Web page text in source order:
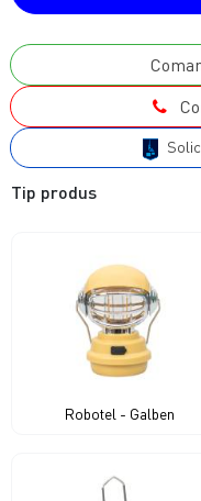
Tip produs
Robotel - Galben